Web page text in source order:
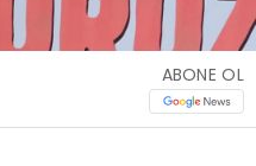
ABONE OL